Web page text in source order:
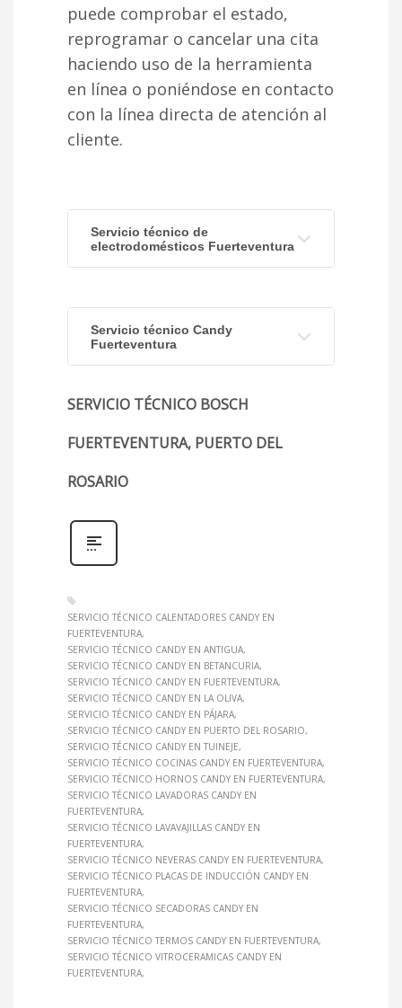
puede comprobar el estado,
reprogramar o cancelar una cita
haciendo uso de la herramienta
en línea o poniéndose en contacto
con la línea directa de atención al
cliente.
Servicio técnico de
electrodomésticos Fuerteventura
Servicio técnico Candy
Fuerteventura
SERVICIO TÉCNICO BOSCH
FUERTEVENTURA, PUERTO DEL
ROSARIO
SERVICIO TÉCNICO CALENTADORES CANDY EN
FUERTEVENTURA
SERVICIO TÉCNICO CANDY EN ANTIGUA
SERVICIO TÉCNICO CANDY EN BETANCURIA
SERVICIO TÉCNICO CANDY EN FUERTEVENTURA
SERVICIO TÉCNICO CANDY EN LA OLIVA
SERVICIO TÉCNICO CANDY EN PÁJARA
SERVICIO TÉCNICO CANDY EN PUERTO DEL ROSARIO
SERVICIO TÉCNICO CANDY EN TUINEJE
SERVICIO TÉCNICO COCINAS CANDY EN FUERTEVENTURA
SERVICIO TÉCNICO HORNOS CANDY EN FUERTEVENTURA
SERVICIO TÉCNICO LAVADORAS CANDY EN
FUERTEVENTURA
SERVICIO TÉCNICO LAVAVAJILLAS CANDY EN
FUERTEVENTURA
SERVICIO TÉCNICO NEVERAS CANDY EN FUERTEVENTURA
SERVICIO TÉCNICO PLACAS DE INDUCCIÓN CANDY EN
FUERTEVENTURA
SERVICIO TÉCNICO SECADORAS CANDY EN
FUERTEVENTURA
SERVICIO TÉCNICO TERMOS CANDY EN FUERTEVENTURA
SERVICIO TÉCNICO VITROCERAMICAS CANDY EN
FUERTEVENTURA